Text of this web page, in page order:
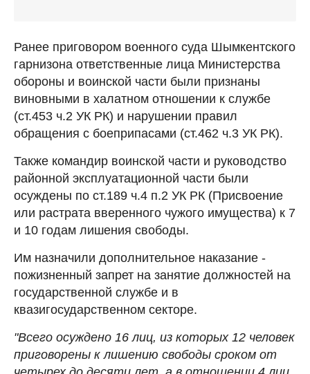
Ранее приговором военного суда Шымкентского
гарнизона ответственные лица Министерства
обороны и воинской части были признаны
виновными в халатном отношении к службе
(ст.453 ч.2 УК РК) и нарушении правил
обращения с боеприпасами (ст.462 ч.3 УК РК).
Также командир воинской части и руководство
районной эксплуатационной части были
осуждены по ст.189 ч.4 п.2 УК РК (Присвоение
или растрата вверенного чужого имущества) к 7
и 10 годам лишения свободы.
Им назначили дополнительное наказание -
пожизненный запрет на занятие должностей на
государственной службе и в
квазигосударственном секторе.
"Всего осуждено 16 лиц, из которых 12 человек
приговорены к лишению свободы сроком от